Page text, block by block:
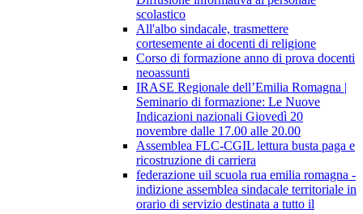
scolastico
All'albo sindacale, trasmettere
cortesemente ai docenti di religione
Corso di formazione anno di prova docenti
neoassunti
IRASE Regionale dell’Emilia Romagna |
Seminario di formazione: Le Nuove
Indicazioni nazionali Giovedì 20
novembre dalle 17.00 alle 20.00
Assemblea FLC-CGIL lettura busta paga e
ricostruzione di carriera
federazione uil scuola rua emilia romagna -
indizione assemblea sindacale territoriale in
orario di servizio destinata a tutto il